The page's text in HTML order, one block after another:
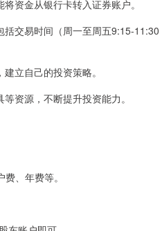
资金从银行卡转入证券账户。
交易时间（周一至周五9:15-
立自己的投资策略。
资源，不断提升投资能力。
、年费等。